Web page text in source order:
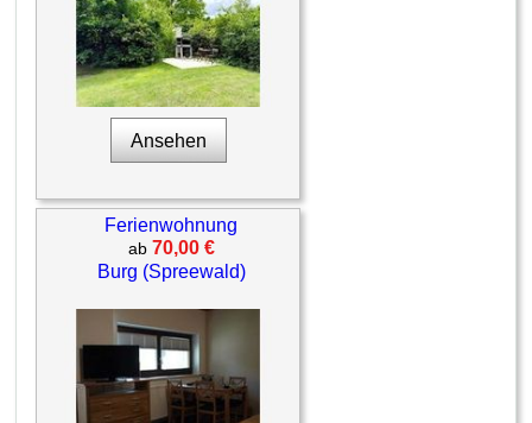
Ansehen
Ferienwohnung
ab 70,00 €
Burg (Spreewald)